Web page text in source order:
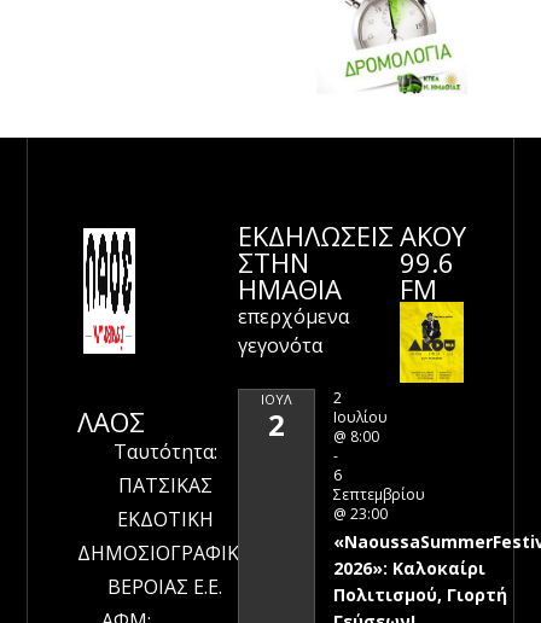
ΛΑΟΣ
Ταυτότητα:
ΠΑΤΣΙΚΑΣ
ΕΚΔΟΤΙΚΗ
ΔΗΜΟΣΙΟΓΡΑΦΙΚΗ
ΒΕΡΟΙΑΣ Ε.Ε.
ΕΚΔΗΛΩΣΕΙΣ
ΣΤΗΝ
ΗΜΑΘΊΑ
επερχόμενα
γεγονότα
ΙΟΎΛ
2
2
Ιουλίου
@ 8:00
-
6
Σεπτεμβρίου
@ 23:00
2026»: Καλοκαίρι
Πολιτισμού, Γιορτή
ΑΚΟΥ
99.6
FM